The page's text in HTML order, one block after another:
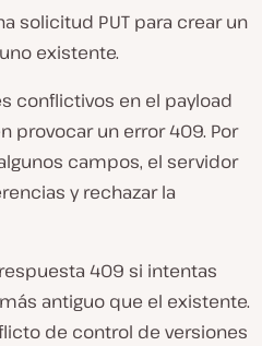
solicitud PUT para crear un
existente.
conflictivos en el payload
provocar un error 409. Por
campos, el servidor
y rechazar la
409 si intentas
antiguo que el existente.
de control de versiones